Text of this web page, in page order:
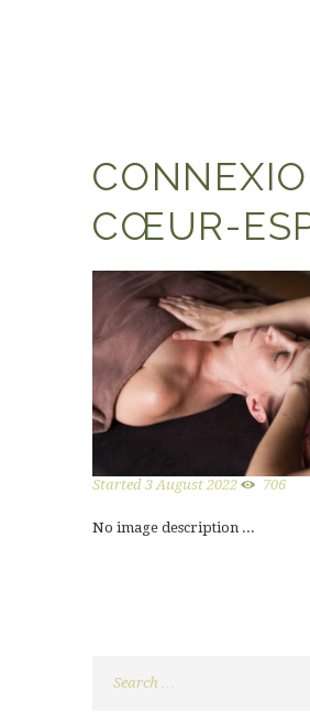
CŒUR-
Started 3 August 2022 706
No image description ...